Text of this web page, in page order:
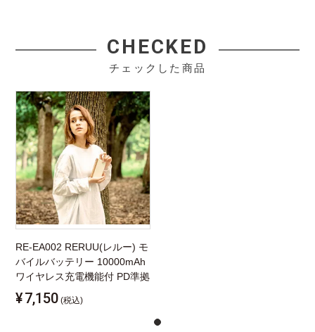
CHECKED
チェックした商品
RE-EA002 RERUU(レルー) モ
バイルバッテリー 10000mAh
ワイヤレス充電機能付 PD準拠
¥7,150 (税込)